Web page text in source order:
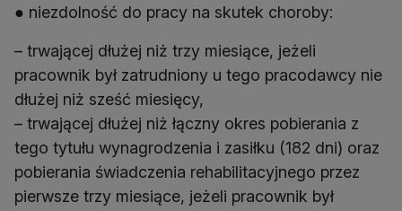
● niezdolność do pracy na skutek choroby:
– trwającej dłużej niż trzy miesiące, jeżeli
pracownik był zatrudniony u tego pracodawcy nie
dłużej niż sześć miesięcy,
– trwającej dłużej niż łączny okres pobierania z
tego tytułu wynagrodzenia i zasiłku (182 dni) oraz
pobierania świadczenia rehabilitacyjnego przez
pierwsze trzy miesiące, jeżeli pracownik był